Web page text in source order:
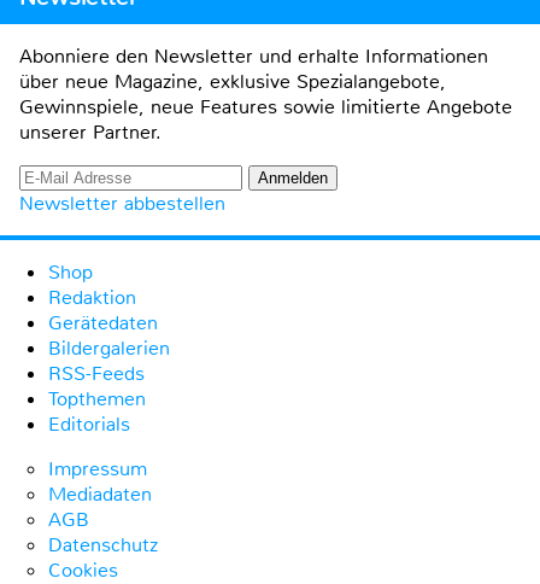
Abonniere den Newsletter und erhalte Informationen
über neue Magazine, exklusive Spezialangebote,
Gewinnspiele, neue Features sowie limitierte Angebote
unserer Partner.
Newsletter abbestellen
Shop
Redaktion
Gerätedaten
Bildergalerien
RSS-Feeds
Topthemen
Editorials
Impressum
Mediadaten
AGB
Datenschutz
Cookies